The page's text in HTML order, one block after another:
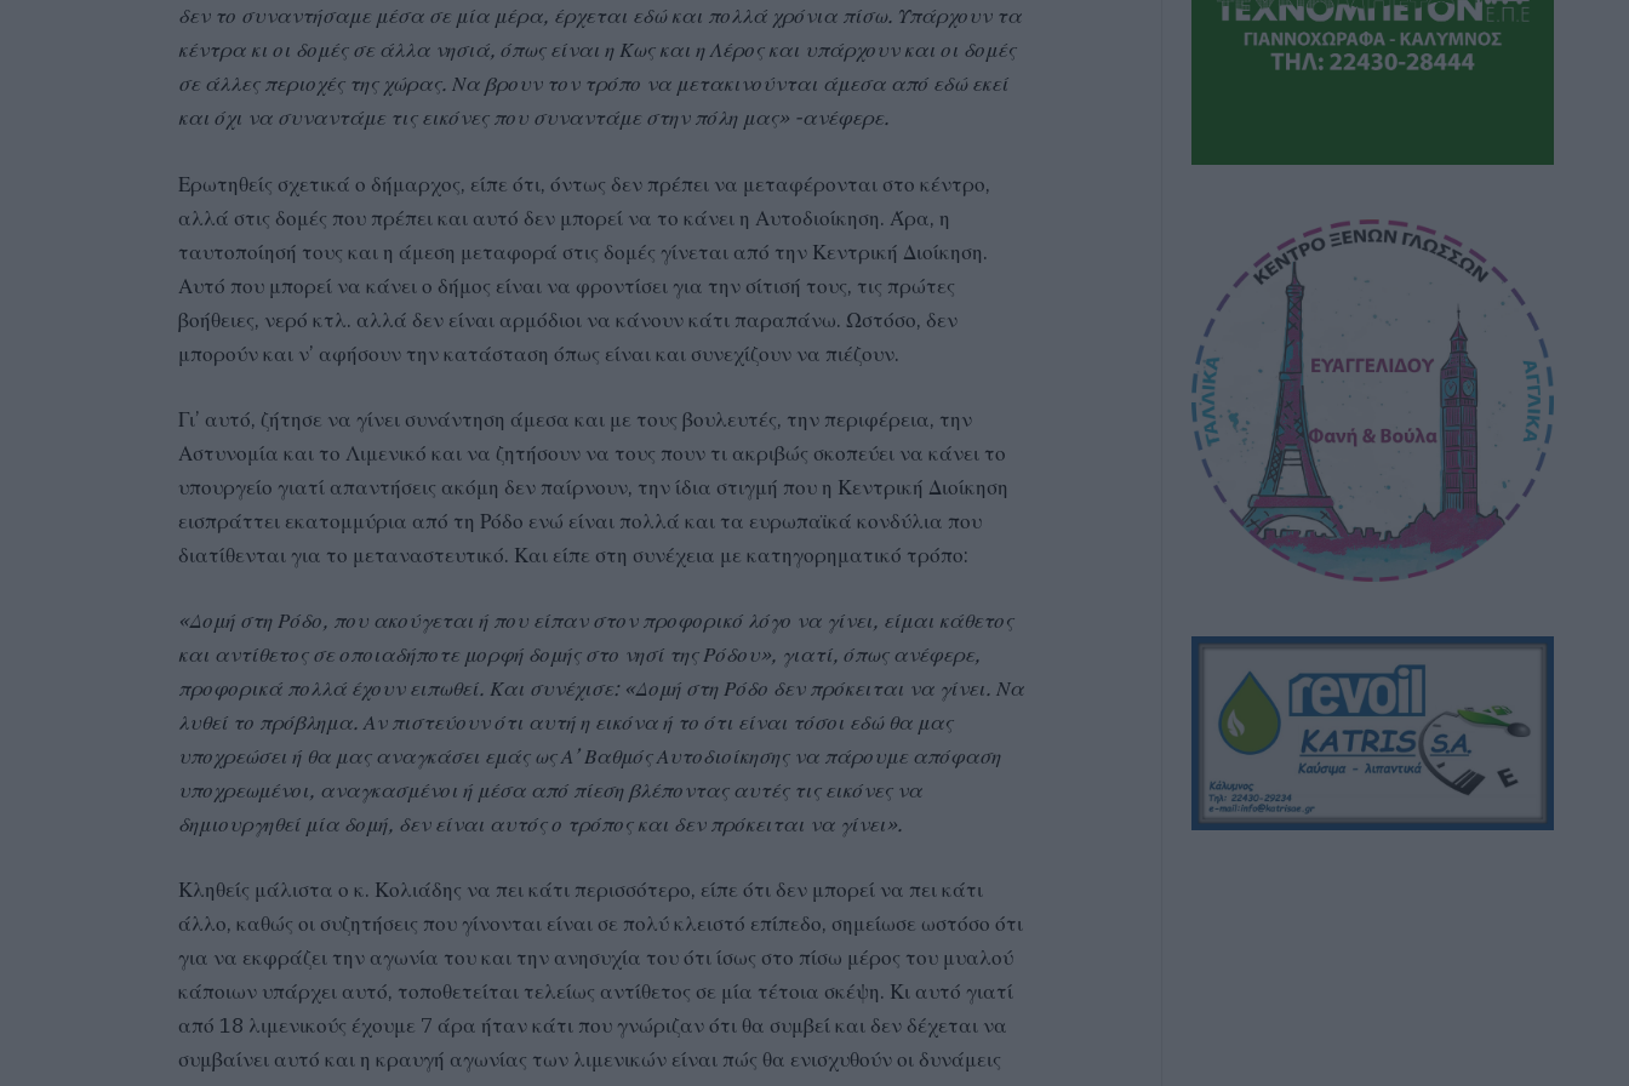
δεν το συναντήσαμε μέσα σε μία μέρα, έρχεται εδώ και πολλά χρόνια πίσω. Υπάρχουν τα
κέντρα κι οι δομές σε άλλα νησιά, όπως είναι η Κως και η Λέρος και υπάρχουν και οι δομές
σε άλλες περιοχές της χώρας. Να βρουν τον τρόπο να μετακινούνται άμεσα από εδώ εκεί
και όχι να συναντάμε τις εικόνες που συναντάμε στην πόλη μας» -ανέφερε.
Ερωτηθείς σχετικά ο δήμαρχος, είπε ότι, όντως δεν πρέπει να μεταφέρονται στο κέντρο,
αλλά στις δομές που πρέπει και αυτό δεν μπορεί να το κάνει η Αυτοδιοίκηση. Άρα, η
ταυτοποίησή τους και η άμεση μεταφορά στις δομές γίνεται από την Κεντρική Διοίκηση.
Αυτό που μπορεί να κάνει ο δήμος είναι να φροντίσει για την σίτισή τους, τις πρώτες
βοήθειες, νερό κτλ. αλλά δεν είναι αρμόδιοι να κάνουν κάτι παραπάνω. Ωστόσο, δεν
μπορούν και ν’ αφήσουν την κατάσταση όπως είναι και συνεχίζουν να πιέζουν.
Γι’ αυτό, ζήτησε να γίνει συνάντηση άμεσα και με τους βουλευτές, την περιφέρεια, την
Αστυνομία και το Λιμενικό και να ζητήσουν να τους πουν τι ακριβώς σκοπεύει να κάνει το
υπουργείο γιατί απαντήσεις ακόμη δεν παίρνουν, την ίδια στιγμή που η Κεντρική Διοίκηση
εισπράττει εκατομμύρια από τη Ρόδο ενώ είναι πολλά και τα ευρωπαϊκά κονδύλια που
διατίθενται για το μεταναστευτικό. Και είπε στη συνέχεια με κατηγορηματικό τρόπο:
«Δομή στη Ρόδο, που ακούγεται ή που είπαν στον προφορικό λόγο να γίνει, είμαι κάθετος
και αντίθετος σε οποιαδήποτε μορφή δομής στο νησί της Ρόδου», γιατί, όπως ανέφερε,
προφορικά πολλά έχουν ειπωθεί. Και συνέχισε: «Δομή στη Ρόδο δεν πρόκειται να γίνει. Να
λυθεί το πρόβλημα. Αν πιστεύουν ότι αυτή η εικόνα ή το ότι είναι τόσοι εδώ θα μας
υποχρεώσει ή θα μας αναγκάσει εμάς ως Α’ Βαθμός Αυτοδιοίκησης να πάρουμε απόφαση
υποχρεωμένοι, αναγκασμένοι ή μέσα από πίεση βλέποντας αυτές τις εικόνες να
δημιουργηθεί μία δομή, δεν είναι αυτός ο τρόπος και δεν πρόκειται να γίνει».
Κληθείς μάλιστα ο κ. Κολιάδης να πει κάτι περισσότερο, είπε ότι δεν μπορεί να πει κάτι
άλλο, καθώς οι συζητήσεις που γίνονται είναι σε πολύ κλειστό επίπεδο, σημείωσε ωστόσο ότι
για να εκφράζει την αγωνία του και την ανησυχία του ότι ίσως στο πίσω μέρος του μυαλού
κάποιων υπάρχει αυτό, τοποθετείται τελείως αντίθετος σε μία τέτοια σκέψη. Κι αυτό γιατί
από 18 λιμενικούς έχουμε 7 άρα ήταν κάτι που γνώριζαν ότι θα συμβεί και δεν δέχεται να
συμβαίνει αυτό και η κραυγή αγωνίας των λιμενικών είναι πώς θα ενισχυθούν οι δυνάμεις